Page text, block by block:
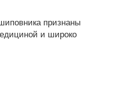
признаны
и широко